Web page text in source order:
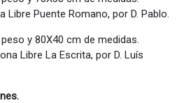
Puente Romano, por D. Pablo.
y 80X40 cm de medidas.
Libre La Escrita, por D. Luís